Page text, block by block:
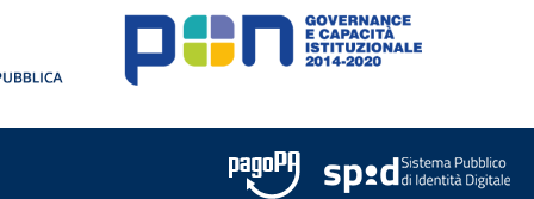
stessa finestra